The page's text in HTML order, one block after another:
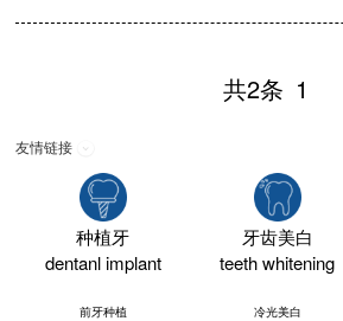
共2条 1
友情链接
种植牙
dentanl implant
前牙种植
牙齿美白
teeth whitening
冷光美白